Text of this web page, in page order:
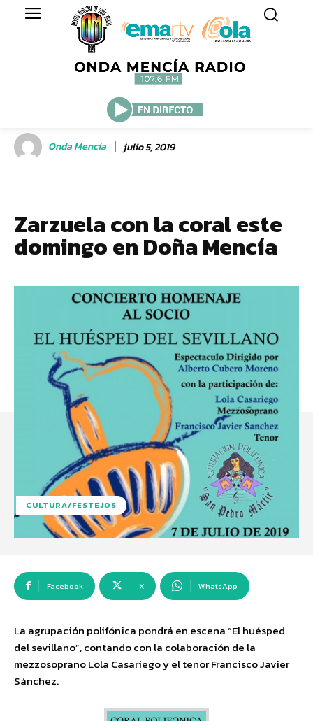
Onda Mencía julio 5, 2019
Zarzuela con la coral este
domingo en Doña Mencía
CULTURA/FESTEJOS
Facebook X WhatsApp
La agrupación polifónica pondrá en escena “El huésped
del sevillano”, contando con la colaboración de la
mezzosoprano Lola Casariego y el tenor Francisco Javier
Sánchez.